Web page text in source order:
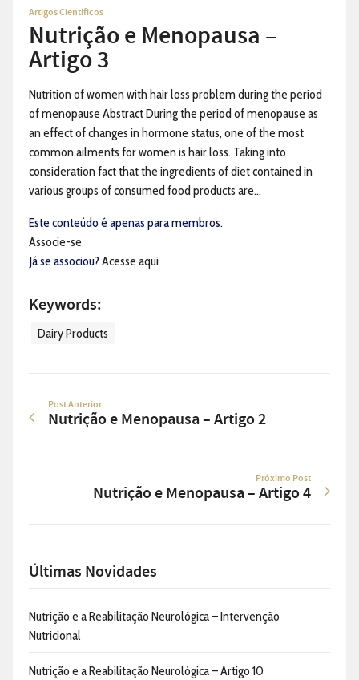
Artigos Científicos
Nutrição e Menopausa –
Artigo 3
Nutrition of women with hair loss problem during the period
of menopause Abstract During the period of menopause as
an effect of changes in hormone status, one of the most
common ailments for women is hair loss. Taking into
consideration fact that the ingredients of diet contained in
various groups of consumed food products are...
Este conteúdo é apenas para membros.
Associe-se
Já se associou? Acesse aqui
Keywords:
Dairy Products
Post Anterior
Nutrição e Menopausa – Artigo 2
Próximo Post
Nutrição e Menopausa – Artigo 4
Últimas Novidades
Nutrição e a Reabilitação Neurológica – Intervenção
Nutricional
Nutrição e a Reabilitação Neurológica – Artigo 10